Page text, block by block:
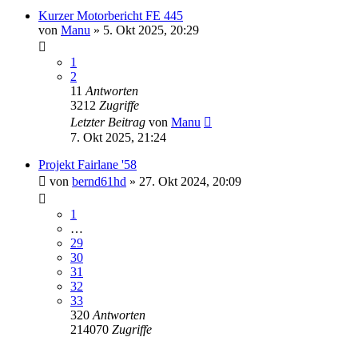
Kurzer Motorbericht FE 445
von Manu » 5. Okt 2025, 20:29
1
2
11 Antworten
3212 Zugriffe
Letzter Beitrag von Manu
7. Okt 2025, 21:24
Projekt Fairlane '58
von bernd61hd » 27. Okt 2024, 20:09
1
…
29
30
31
32
33
320 Antworten
214070 Zugriffe